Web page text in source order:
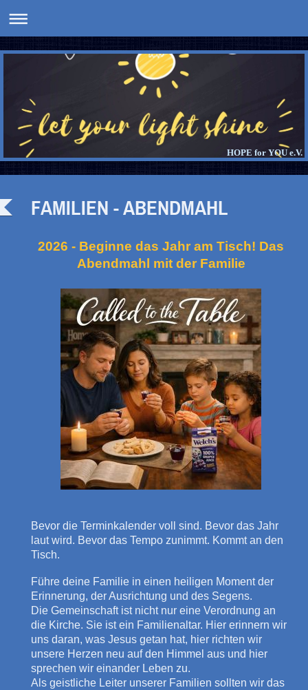
HOPE for YOU e.V.
FAMILIEN - ABENDMAHL
2026 - Beginne das Jahr am Tisch! Das
Abendmahl mit der Familie
Bevor die Terminkalender voll sind. Bevor das Jahr
laut wird. Bevor das Tempo zunimmt. Kommt an den
Tisch.
Führe deine Familie in einen heiligen Moment der
Erinnerung, der Ausrichtung und des Segens.
Die Gemeinschaft ist nicht nur eine Verordnung an
die Kirche. Sie ist ein Familienaltar. Hier erinnern wir
uns daran, was Jesus getan hat, hier richten wir
unsere Herzen neu auf den Himmel aus und hier
sprechen wir einander Leben zu.
Als geistliche Leiter unserer Familien sollten wir das